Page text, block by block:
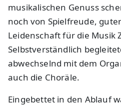
musikalischen Genuss
noch von Spielfreude,
Leidenschaft für die Musik
Selbstverständlich
abwechselnd mit dem
auch die Choräle.
Eingebettet in den Ablauf